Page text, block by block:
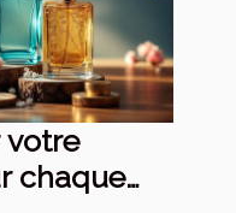
votre
chaque